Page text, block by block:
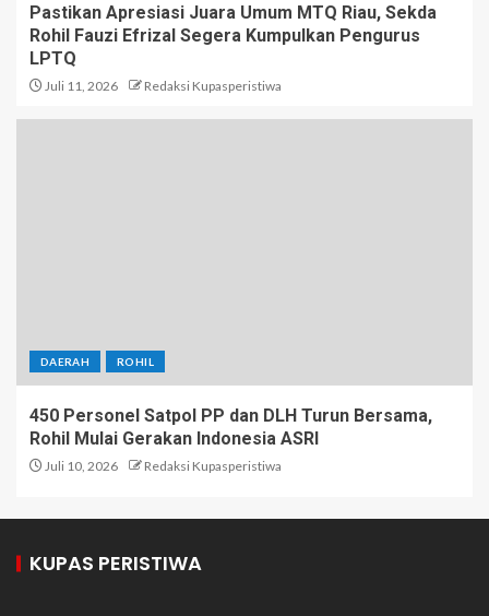
Pastikan Apresiasi Juara Umum MTQ Riau, Sekda
Rohil Fauzi Efrizal Segera Kumpulkan Pengurus
LPTQ
Juli 11, 2026 Redaksi Kupasperistiwa
DAERAH ROHIL
450 Personel Satpol PP dan DLH Turun Bersama,
Rohil Mulai Gerakan Indonesia ASRI
Juli 10, 2026 Redaksi Kupasperistiwa
KUPAS PERISTIWA